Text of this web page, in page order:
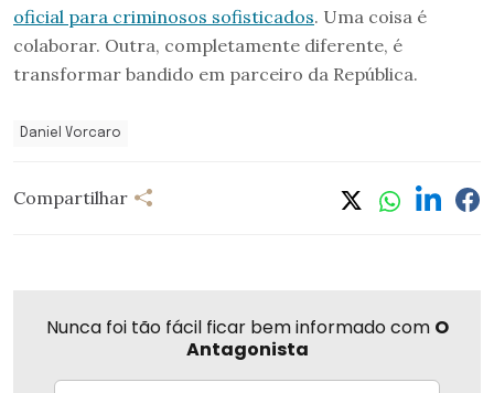
oficial para criminosos sofisticados. Uma coisa é
colaborar. Outra, completamente diferente, é
transformar bandido em parceiro da República.
Daniel Vorcaro
Compartilhar
Nunca foi tão fácil ficar bem informado com O
Antagonista